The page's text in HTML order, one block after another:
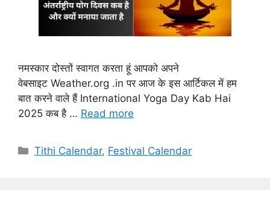
नमस्कार दोस्तों स्वागत करता हूं आपको अपने
वेबसाइट Weather.org .in पर आज के इस आर्टिकल में हम
बात करने वाले हैं International Yoga Day Kab Hai
2025 कब है … Read more
Categories
Tithi Calendar, Festival Calendar